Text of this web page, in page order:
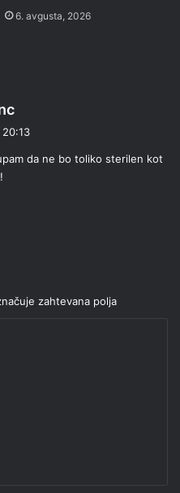
6. avgusta, 2026
v
da ne bo toliko sterilen kot
zahtevana polja